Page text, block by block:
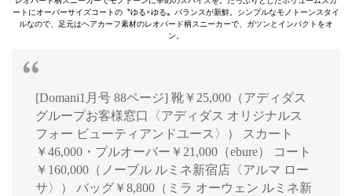
ートにオーバーサイズコートの〝ゆる×ゆる〟バランスが新鮮。シンプルなモノトーンスタイ
ルなので、足元はヘアカーフ素材のレオパード柄スニーカーで、ガツンとインパクトをオ
ン。
[Domani1月号 88ページ] 靴￥25,000（アディダス
グループお客様窓口〈アディダス オリジナルス
フォー ビューティアンドユース〉） スカート
￥46,000・プルオーバー￥21,000（ebure） コート
￥160,000（ノーブル ルミネ新宿店〈アルマ ロー
サ〉） バッグ￥8,800（ミラ オーウェン ルミネ新